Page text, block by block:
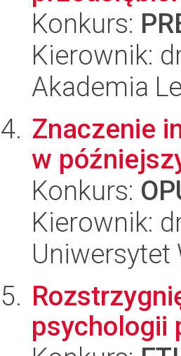
Konkurs:
Kierownik:
Akademia
Znaczenie
w
Konkurs:
Kierownik:
Uniwersytet
psychologii